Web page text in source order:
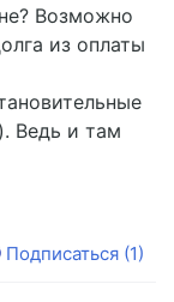
Возможно
из оплаты
Ведь и там
Подписаться (1)